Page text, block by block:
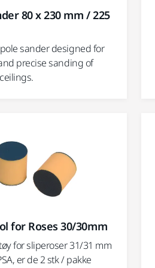
80 x 230 mm / 225
sander designed for
precise sanding of
for Roses 30/30mm
for sliperoser 31/31 mm
er de 2 stk / pakke